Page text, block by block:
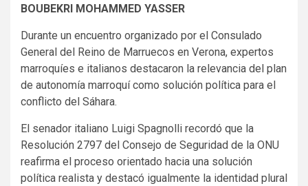
BOUBEKRI MOHAMMED YASSER
Durante un encuentro organizado por el Consulado
General del Reino de Marruecos en Verona, expertos
marroquíes e italianos destacaron la relevancia del plan
de autonomía marroquí como solución política para el
conflicto del Sáhara.
El senador italiano Luigi Spagnolli recordó que la
Resolución 2797 del Consejo de Seguridad de la ONU
reafirma el proceso orientado hacia una solución
política realista y destacó igualmente la identidad plural